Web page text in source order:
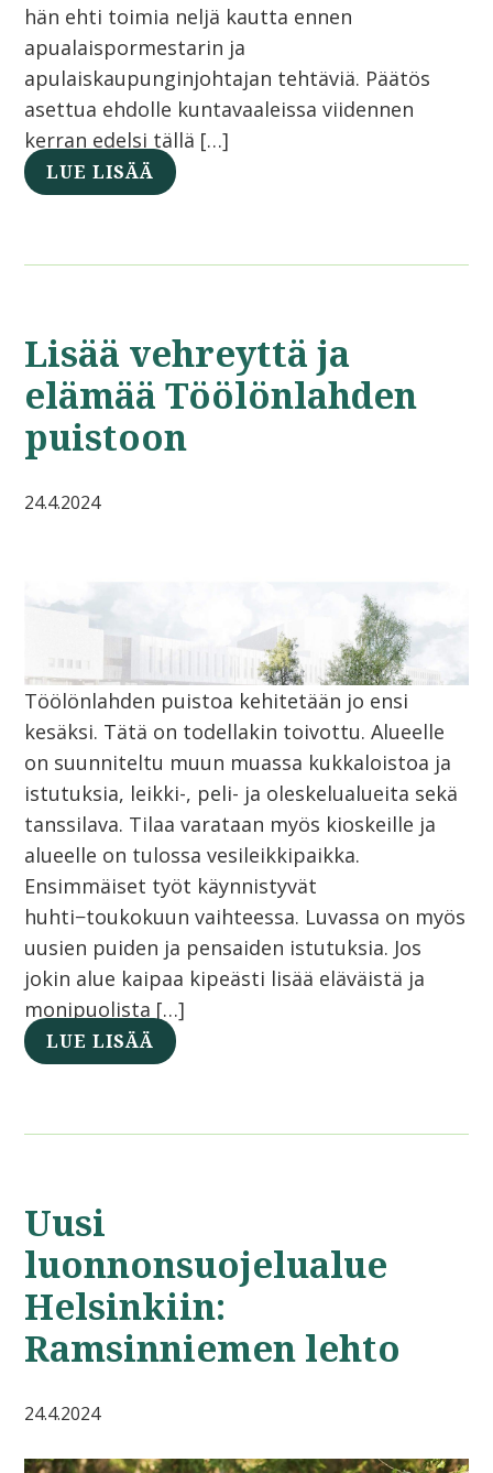
hän ehti toimia neljä kautta ennen
apualaispormestarin ja
apulaiskaupunginjohtajan tehtäviä. Päätös
asettua ehdolle kuntavaaleissa viidennen
kerran edelsi tällä […]
LUE LISÄÄ
Lisää vehreyttä ja
elämää Töölönlahden
puistoon
24.4.2024
Töölönlahden puistoa kehitetään jo ensi
kesäksi. Tätä on todellakin toivottu. Alueelle
on suunniteltu muun muassa kukkaloistoa ja
istutuksia, leikki-, peli- ja oleskelualueita sekä
tanssilava. Tilaa varataan myös kioskeille ja
alueelle on tulossa vesileikkipaikka.
Ensimmäiset työt käynnistyvät
huhti−toukokuun vaihteessa. Luvassa on myös
uusien puiden ja pensaiden istutuksia. Jos
jokin alue kaipaa kipeästi lisää eläväistä ja
monipuolista […]
LUE LISÄÄ
Uusi
luonnonsuojelualue
Helsinkiin:
Ramsinniemen lehto
24.4.2024